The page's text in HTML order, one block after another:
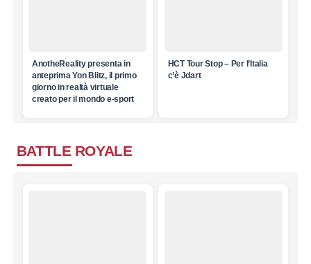
AnotheReality presenta in
anteprima Yon Blitz, il primo
giorno in realtà virtuale
creato per il mondo e-sport
HCT Tour Stop – Per l’Italia
c’è Jdart
BATTLE ROYALE